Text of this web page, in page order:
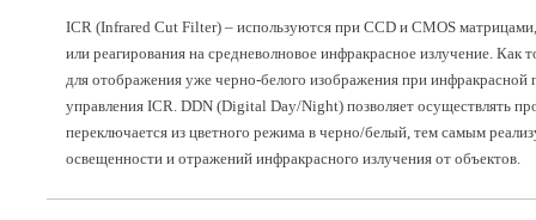
ICR (Infrared Cut Filter) – используются при CCD и CMOS
или реагирования на средневолновое инфракрасное излучение.
для отображения уже черно-белого изображения при
управления ICR. DDN (Digital Day/Night) позволяет осуществлять
переключается из цветного режима в черно/белый, тем самым
освещенности и отражений инфракрасного излучения от объектов.